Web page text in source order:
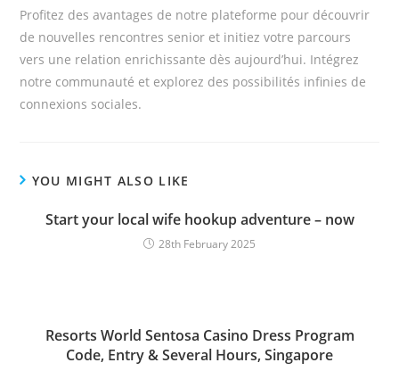
Profitez des avantages de notre plateforme pour découvrir
de nouvelles rencontres senior et initiez votre parcours
vers une relation enrichissante dès aujourd’hui. Intégrez
notre communauté et explorez des possibilités infinies de
connexions sociales.
YOU MIGHT ALSO LIKE
Start your local wife hookup adventure – now
28th February 2025
Resorts World Sentosa Casino Dress Program
Code, Entry & Several Hours, Singapore